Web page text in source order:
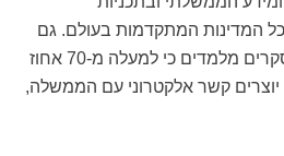
המדינות המתקדמות בעולם. גם
הפופולריות של האתרים (סקרים מלמדים כי למעלה מ-70 אחוז
יוצרים קשר אלקטרוני עם הממשלה,